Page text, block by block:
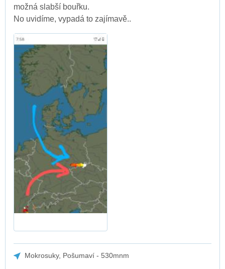
možná slabší bouřku.
No uvidíme, vypadá to zajímavě..
Mokrosuky, Pošumaví - 530mnm